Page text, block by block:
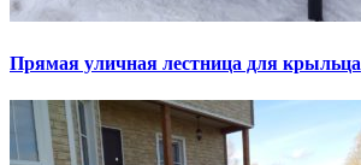
Прямая уличная лестница для крыльца